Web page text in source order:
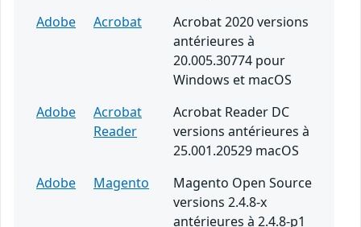
Adobe
Acrobat
Acrobat 2020 versions
antérieures à
20.005.30774 pour
Windows et macOS
Adobe
Acrobat
Reader
Acrobat Reader DC
versions antérieures à
25.001.20529 macOS
Adobe
Magento
Magento Open Source
versions 2.4.8-x
antérieures à 2.4.8-p1